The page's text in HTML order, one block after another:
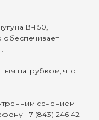
ВЧ 50,
обеспечивает
патрубком, что
сечением
+7 (843) 246 42